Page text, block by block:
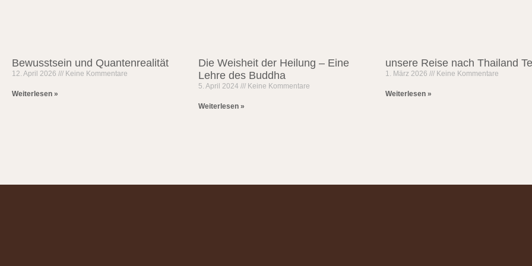
Bewusstsein und Quantenrealität
12. April 2026 Keine Kommentare
Weiterlesen »
Die Weisheit der Heilung – Eine
Lehre des Buddha
5. April 2024 Keine Kommentare
Weiterlesen »
unsere Reise nach Thailand
1. März 2026 Keine Kommentare
Weiterlesen »